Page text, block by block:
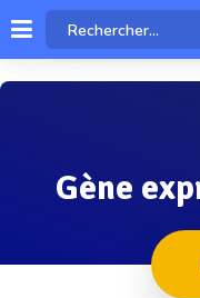
Gène